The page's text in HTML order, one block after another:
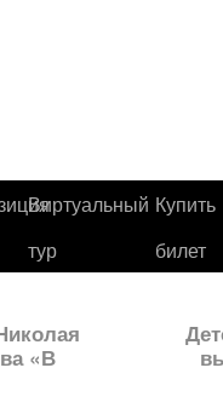
Виртуальный
тур
Купить
билет
«В